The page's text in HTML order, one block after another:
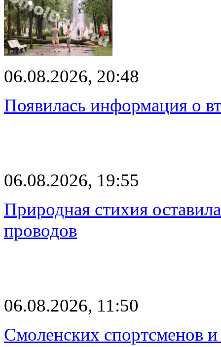
06.08.2026, 20:48
Появилась информация о
06.08.2026, 19:55
Природная стихия
проводов
06.08.2026, 11:50
Смоленских спортсменов